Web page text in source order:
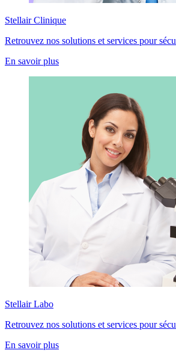
Stellair Clinique
Retrouvez nos solutions et services pour
En savoir plus
Stellair Labo
Retrouvez nos solutions et services pour
En savoir plus